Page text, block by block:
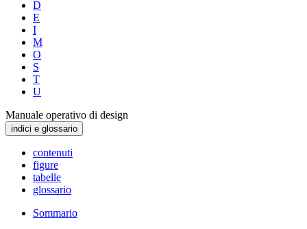
D
E
I
M
O
S
T
U
Manuale operativo di design
indici e glossario
contenuti
figure
tabelle
glossario
Sommario